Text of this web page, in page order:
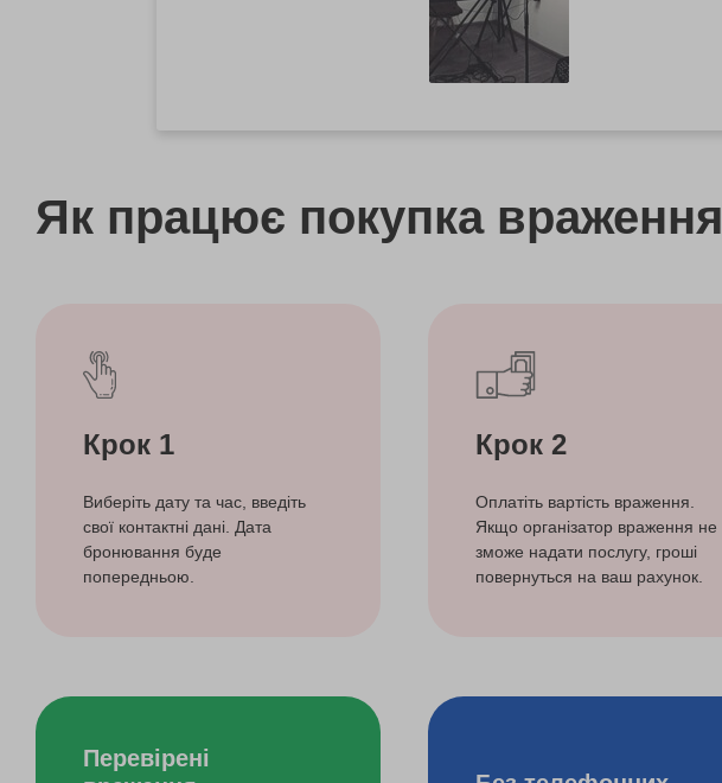
Як працює покупка враження
Крок 1
Виберіть дату та час, введіть
свої контактні дані. Дата
бронювання буде
попередньою.
Крок 2
Оплатіть вартість враження.
Якщо організатор враження не
зможе надати послугу, гроші
повернуться на ваш рахунок.
Перевірені